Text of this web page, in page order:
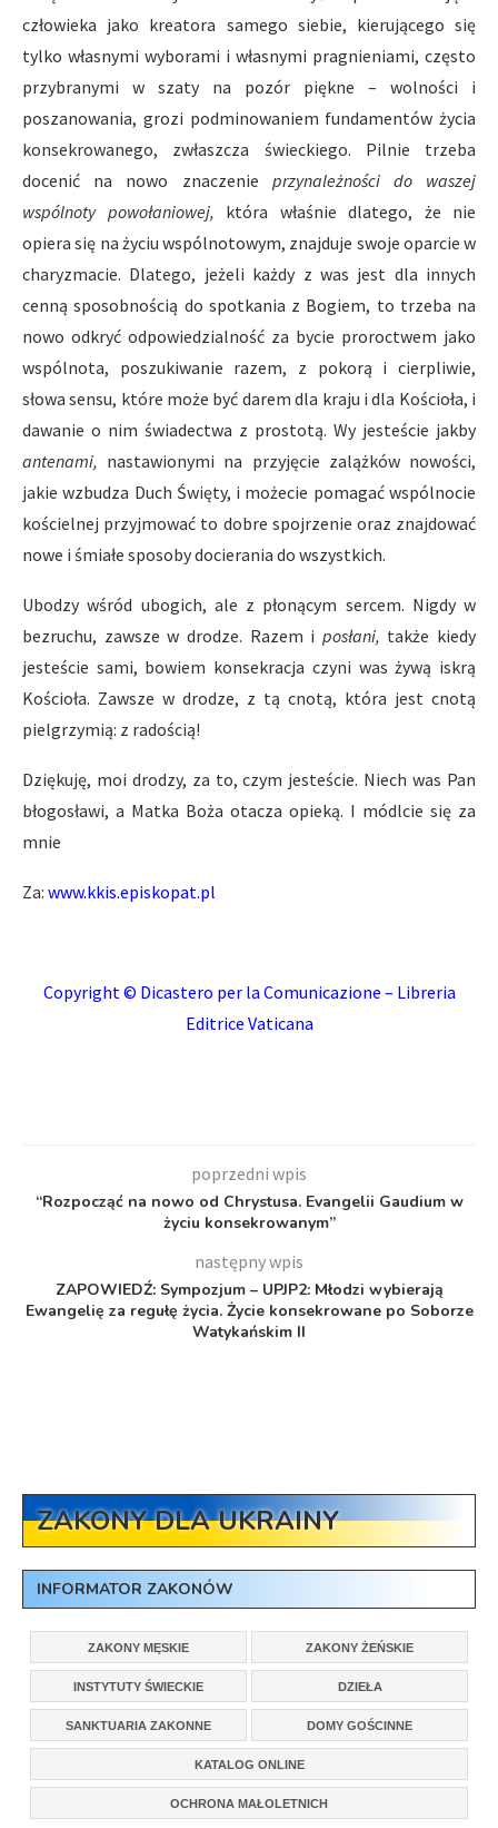
człowieka jako kreatora samego siebie, kierującego się
tylko własnymi wyborami i własnymi pragnieniami, często
przybranymi w szaty na pozór piękne – wolności i
poszanowania, grozi podminowaniem fundamentów życia
konsekrowanego, zwłaszcza świeckiego. Pilnie trzeba
docenić na nowo znaczenie przynależności do waszej
wspólnoty powołaniowej, która właśnie dlatego, że nie
opiera się na życiu wspólnotowym, znajduje swoje oparcie w
charyzmacie. Dlatego, jeżeli każdy z was jest dla innych
cenną sposobnością do spotkania z Bogiem, to trzeba na
nowo odkryć odpowiedzialność za bycie proroctwem jako
wspólnota, poszukiwanie razem, z pokorą i cierpliwie,
słowa sensu, które może być darem dla kraju i dla Kościoła, i
dawanie o nim świadectwa z prostotą. Wy jesteście jakby
antenami, nastawionymi na przyjęcie zalążków nowości,
jakie wzbudza Duch Święty, i możecie pomagać wspólnocie
kościelnej przyjmować to dobre spojrzenie oraz znajdować
nowe i śmiałe sposoby docierania do wszystkich.
Ubodzy wśród ubogich, ale z płonącym sercem. Nigdy w
bezruchu, zawsze w drodze. Razem i posłani, także kiedy
jesteście sami, bowiem konsekracja czyni was żywą iskrą
Kościoła. Zawsze w drodze, z tą cnotą, która jest cnotą
pielgrzymią: z radością!
Dziękuję, moi drodzy, za to, czym jesteście. Niech was Pan
błogosławi, a Matka Boża otacza opieką. I módlcie się za
mnie
Za: www.kkis.episkopat.pl
Copyright © Dicastero per la Comunicazione – Libreria
Editrice Vaticana
poprzedni wpis
“Rozpocząć na nowo od Chrystusa. Evangelii Gaudium w
życiu konsekrowanym”
następny wpis
ZAPOWIEDŹ: Sympozjum – UPJP2: Młodzi wybierają
Ewangelię za regułę życia. Życie konsekrowane po Soborze
Watykańskim II
ZAKONY DLA UKRAINY
INFORMATOR ZAKONÓW
ZAKONY MĘSKIE ZAKONY ŻEŃSKIE
INSTYTUTY ŚWIECKIE DZIEŁA
SANKTUARIA ZAKONNE DOMY GOŚCINNE
KATALOG ONLINE
OCHRONA MAŁOLETNICH